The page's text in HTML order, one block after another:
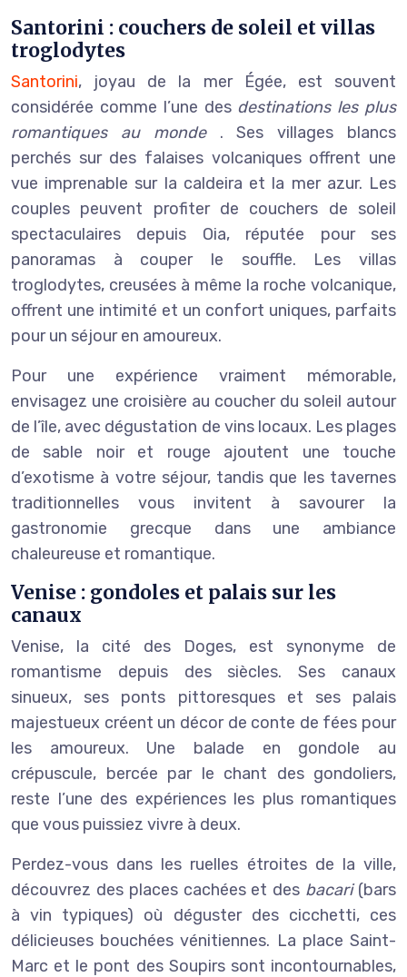
Santorini : couchers de soleil et villas
troglodytes
Santorini, joyau de la mer Égée, est souvent
considérée comme l’une des destinations les plus
romantiques au monde . Ses villages blancs
perchés sur des falaises volcaniques offrent une
vue imprenable sur la caldeira et la mer azur. Les
couples peuvent profiter de couchers de soleil
spectaculaires depuis Oia, réputée pour ses
panoramas à couper le souffle. Les villas
troglodytes, creusées à même la roche volcanique,
offrent une intimité et un confort uniques, parfaits
pour un séjour en amoureux.
Pour une expérience vraiment mémorable,
envisagez une croisière au coucher du soleil autour
de l’île, avec dégustation de vins locaux. Les plages
de sable noir et rouge ajoutent une touche
d’exotisme à votre séjour, tandis que les tavernes
traditionnelles vous invitent à savourer la
gastronomie grecque dans une ambiance
chaleureuse et romantique.
Venise : gondoles et palais sur les
canaux
Venise, la cité des Doges, est synonyme de
romantisme depuis des siècles. Ses canaux
sinueux, ses ponts pittoresques et ses palais
majestueux créent un décor de conte de fées pour
les amoureux. Une balade en gondole au
crépuscule, bercée par le chant des gondoliers,
reste l’une des expériences les plus romantiques
que vous puissiez vivre à deux.
Perdez-vous dans les ruelles étroites de la ville,
découvrez des places cachées et des bacari(bars
à vin typiques) où déguster des cicchetti, ces
délicieuses bouchées vénitiennes. La place Saint-
Marc et le pont des Soupirs sont incontournables,